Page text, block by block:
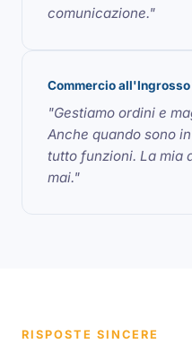
comunicazione."
Commercio all'Ingrosso
"Gestiamo ordini e
Anche quando sono
tutto funzioni. La mia
mai."
RISPOSTE SINCERE